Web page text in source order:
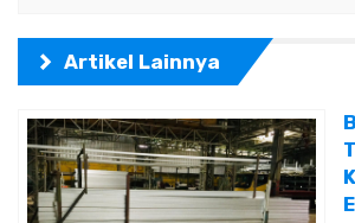
Artikel Lainnya